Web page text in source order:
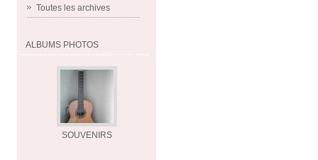
Toutes les archives
ALBUMS PHOTOS
SOUVENIRS